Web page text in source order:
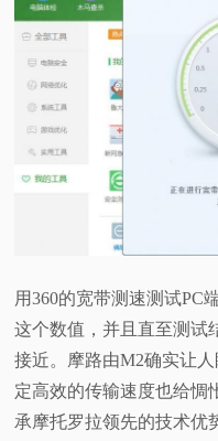
用360的宽带测速测试PC
这个数值，并且直至测试
接近。摩路由M2确实让
定高效的传输速度也给惆
承摩托罗拉领先的技术优